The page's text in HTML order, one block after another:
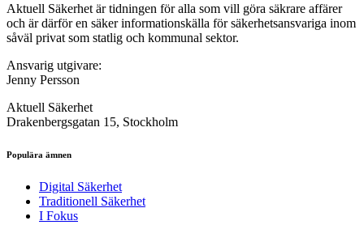
Aktuell Säkerhet är tidningen för alla som vill göra säkrare affärer
och är därför en säker informationskälla för säkerhets­ansvariga inom
såväl privat som statlig och kommunal sektor.
Ansvarig utgivare:
Jenny Persson
Aktuell Säkerhet
Drakenbergsgatan 15, Stockholm
Populära ämnen
Digital Säkerhet
Traditionell Säkerhet
I Fokus